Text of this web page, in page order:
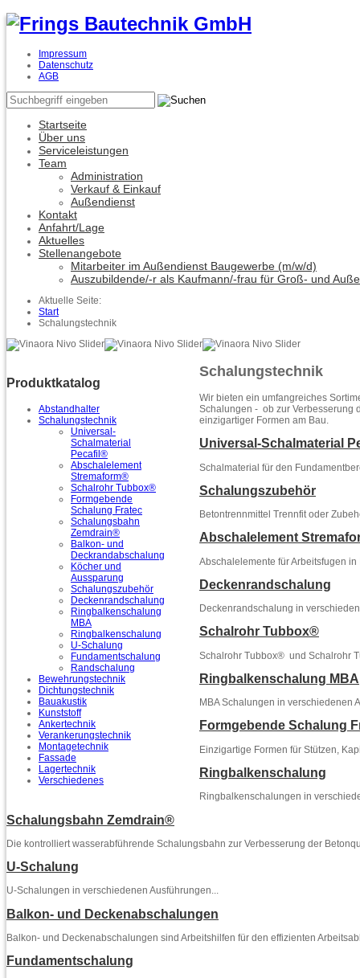
Impressum
Datenschutz
AGB
Startseite
Über uns
Serviceleistungen
Team
Administration
Verkauf & Einkauf
Außendienst
Kontakt
Anfahrt/Lage
Aktuelles
Stellenangebote
Mitarbeiter im Außendienst Baugewerbe (m/w/d)
Auszubildende/-r als Kaufmann/-frau für Groß- und
Aktuelle Seite:
Start
Schalungstechnik
Produktkatalog
Abstandhalter
Schalungstechnik
Universal-
Schalmaterial
Pecafil®
Abschalelement
Stremaform®
Schalrohr Tubbox®
Formgebende
Schalung Fratec
Schalungsbahn
Zemdrain®
Balkon- und
Deckrandabschalung
Köcher und
Aussparung
Schalungszubehör
Deckenrandschalung
Ringbalkenschalung
MBA
Ringbalkenschalung
U-Schalung
Fundamentschalung
Randschalung
Bewehrungstechnik
Dichtungstechnik
Bauakustik
Kunststoff
Ankertechnik
Verankerungstechnik
Montagetechnik
Fassade
Lagertechnik
Verschiedenes
Schalungstechnik
Wir bieten ein umfangreiches
Schalungen - ob zur Verbesserung
einzigartiger Formen am Bau.
Universal-Schalmaterial
Schalmaterial für den
Schalungszubehör
Betontrennmittel Trennfit oder
Abschalelement
Abschalelemente für Arbeitsfugen
Deckenrandschalung
Deckenrandschalung in
Schalrohr Tubbox®
Schalrohr Tubbox® und Schalrohr
Ringbalkenschalung MBA
MBA Schalungen in verschiedenen
Formgebende Schalung
Einzigartige Formen für Stützen,
Ringbalkenschalung
Ringbalkenschalungen in
Schalungsbahn Zemdrain®
Die kontrolliert wasserabführende Schalungsbahn zur Verbesserung der
U-Schalung
U-Schalungen in verschiedenen Ausführungen...
Balkon- und Deckenabschalungen
Balkon- und Deckenabschalungen sind Arbeitshilfen für den effizienten
Fundamentschalung